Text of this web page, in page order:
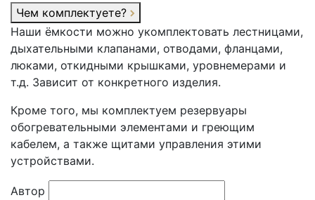
Чем комплектуете?
Наши ёмкости можно укомплектовать лестницами,
дыхательными клапанами, отводами, фланцами,
люками, откидными крышками, уровнемерами и
т.д. Зависит от конкретного изделия.
Кроме того, мы комплектуем резервуары
обогревательными элементами и греющим
кабелем, а также щитами управления этими
устройствами.
Автор